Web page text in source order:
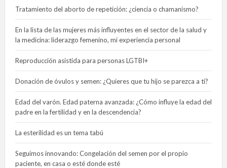
Tratamiento del aborto de repetición: ¿ciencia o chamanismo?
En la lista de las mujeres más influyentes en el sector de la salud y
la medicina: liderazgo femenino, mi experiencia personal
Reproducción asistida para personas LGTBI+
Donación de óvulos y semen: ¿Quieres que tu hijo se parezca a ti?
Edad del varón. Edad paterna avanzada: ¿Cómo influye la edad del
padre en la fertilidad y en la descendencia?
La esterilidad es un tema tabú
Seguimos innovando: Congelación del semen por el propio
paciente, en casa o esté donde esté